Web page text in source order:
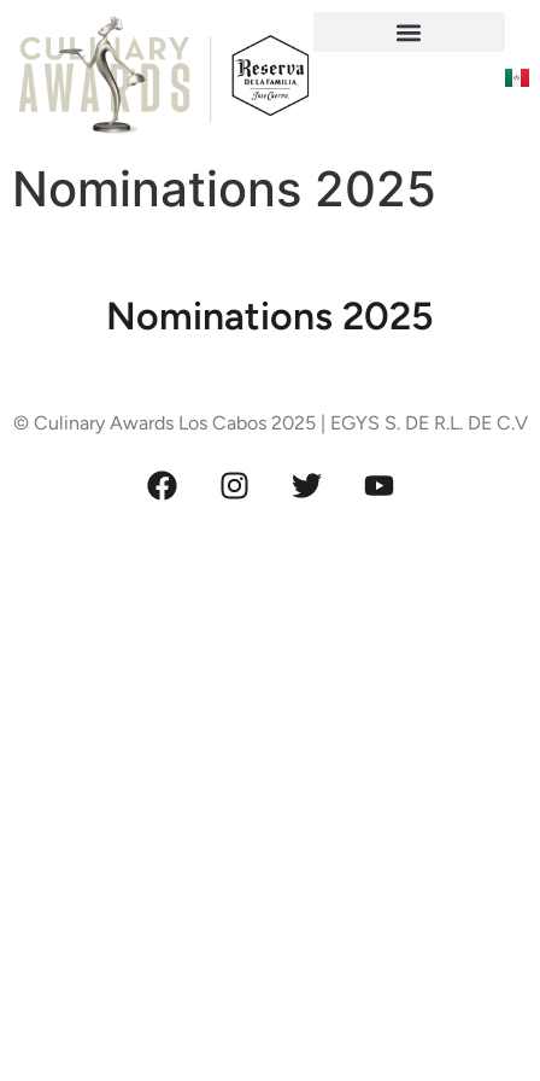
Nominations 2025
Nominations 2025
© Culinary Awards Los Cabos 2025 | EGYS S. DE R.L. DE C.V